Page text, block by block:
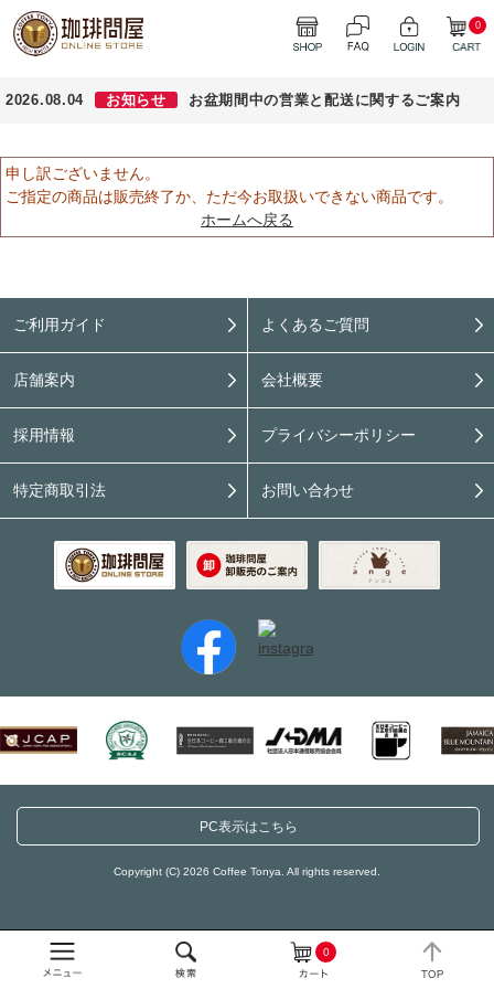
0
0
2026.08.04 お知らせ お盆期間中の営業と配送に関するご案内
申し訳ございません。
ご指定の商品は販売終了か、ただ今お取扱いできない商品です。
ホームへ戻る
ご利用ガイド よくあるご質問
店舗案内 会社概要
採用情報 プライバシーポリシー
特定商取引法 お問い合わせ
PC表示はこちら
Copyright (C) 2026 Coffee Tonya. All rights reserved.